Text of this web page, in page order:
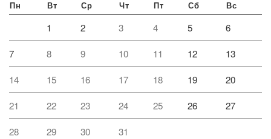
Пн Вт Ср Чт Пт Сб Вс
1 2 3 4 5 6
7 8 9 10 11 12 13
14 15 16 17 18 19 20
21 22 23 24 25 26 27
28 29 30
31